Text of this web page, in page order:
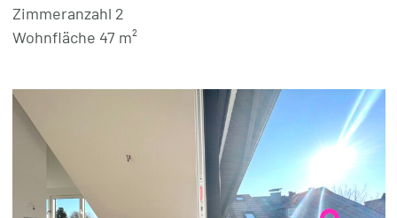
Zimmeranzahl 2
Wohnfläche 47 m²